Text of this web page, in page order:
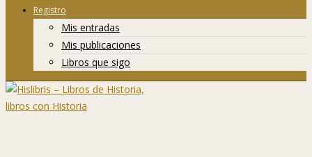
Registro
Mis entradas
Mis publicaciones
Libros que sigo